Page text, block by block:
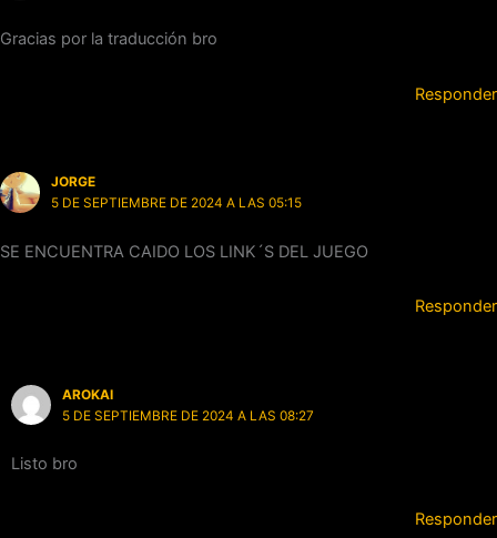
Gracias por la traducción bro
Responder
JORGE
5 DE SEPTIEMBRE DE 2024 A LAS 05:15
SE ENCUENTRA CAIDO LOS LINK´S DEL JUEGO
Responder
AROKAI
5 DE SEPTIEMBRE DE 2024 A LAS 08:27
Listo bro
Responder